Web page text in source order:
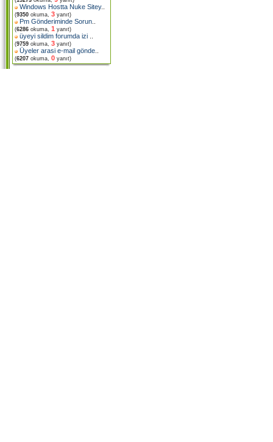
Windows Hostta Nuke Sitey..
(9350 okuma, 3 yanıt)
Pm Gönderiminde Sorun
(6286 okuma, 1 yanıt)
üyeyi sildim forumda izi
(9759 okuma, 3 yanıt)
Üyeler arasi e-mail gönde
(6207 okuma, 0 yanıt)